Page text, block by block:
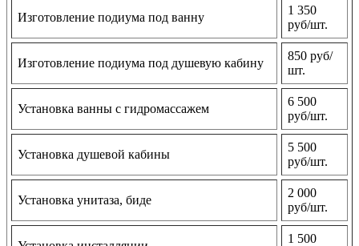
Изготовление подиума под ванну
1 350
руб/шт.
Изготовление подиума под душевую кабину
850 руб/
шт.
Установка ванны с гидромассажем
6 500
руб/шт.
Установка душевой кабины
5 500
руб/шт.
Установка унитаза, биде
2 000
руб/шт.
1 500